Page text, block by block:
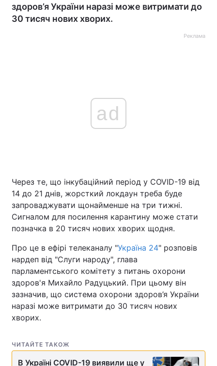
здоров’я України наразі може витримати до
30 тисяч нових хворих.
Реклама
ad
Через те, що інкубаційний період у COVID-19 від
14 до 21 днів, жорсткий локдаун треба буде
запроваджувати щонайменше на три тижні.
Сигналом для посилення карантину може стати
позначка в 20 тисяч нових хворих щодня.
Про це в ефірі телеканалу "Україна 24" розповів
нардеп від "Слуги народу", глава
парламентського комітету з питань охорони
здоров'я Михайло Радуцький. При цьому він
зазначив, що система охорони здоров’я України
наразі може витримати до 30 тисяч нових
хворих.
ЧИТАЙТЕ ТАКОЖ
В Україні COVID-19 виявили ще у